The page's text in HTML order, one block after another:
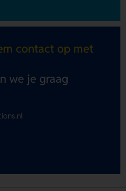
contact op met
we je graag